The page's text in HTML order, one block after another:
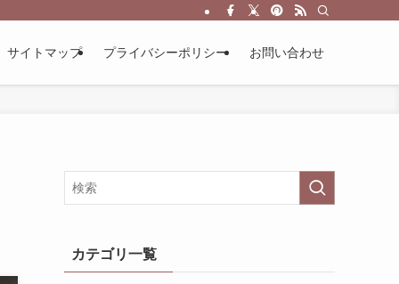
サイトマップ プライバシーポリシー お問い合わせ
カテゴリ一覧